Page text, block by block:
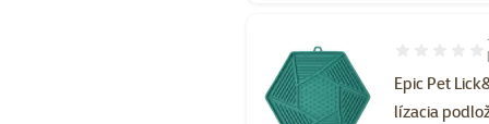
Epic Pet
lízacia
Hodnotenie